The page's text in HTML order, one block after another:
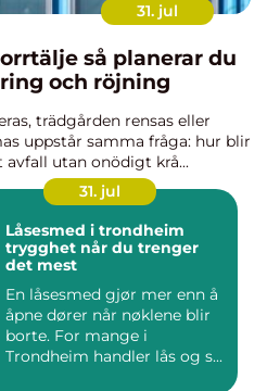
31. jul
du
och röjning
trädgården rensas eller
uppstår samma fråga: hur blir
utan onödigt krå...
31. jul
Låsesmed i trondheim
trygghet når du trenger
det mest
En låsesmed gjør mer enn å
åpne dører når nøklene blir
borte. For mange i
Trondheim handler lås og s...